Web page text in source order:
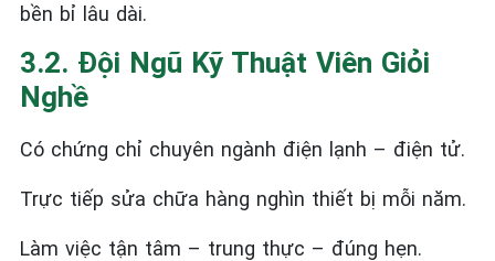
bền bỉ lâu dài.
3.2. Đội Ngũ Kỹ Thuật Viên Giỏi
Nghề
Có chứng chỉ chuyên ngành điện lạnh – điện tử.
Trực tiếp sửa chữa hàng nghìn thiết bị mỗi năm.
Làm việc tận tâm – trung thực – đúng hẹn.